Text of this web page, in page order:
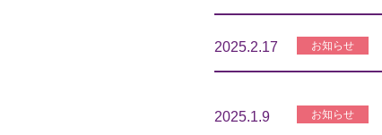
2025.2.17 お知らせ
2025.1.9 お知らせ